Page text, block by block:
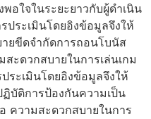
ใจในระยะยาวกับผู้ดำเนิน
ประเมินโดยอิงข้อมูลจึงให้
ยขีดจำกัดการถอนโบนัส
ะดวกสบายในการเล่นเกม
ระเมินโดยอิงข้อมูลจึงให้
บัติการป้องกันความเป็น
ความสะดวกสบายในการ